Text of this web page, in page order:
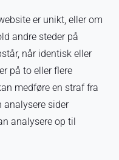
er unikt, eller om
andre steder på
når identisk eller
på to eller flere
medføre en straf fra
analysere sider
analysere op til